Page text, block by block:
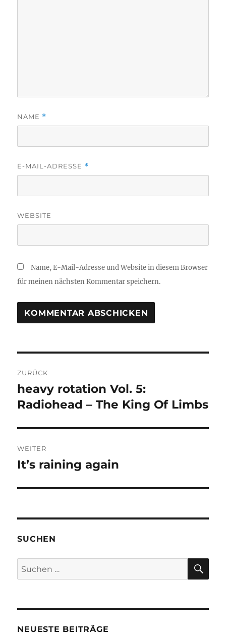
NAME *
E-MAIL-ADRESSE *
WEBSITE
Name, E-Mail-Adresse und Website in diesem Browser
für meinen nächsten Kommentar speichern.
ZURÜCK
Vorheriger
Beitrag:
heavy rotation Vol. 5:
Radiohead – The King Of Limbs
WEITER
Nächster
It’s raining again
SUCHEN
Suchen
nach:
NEUESTE BEITRÄGE